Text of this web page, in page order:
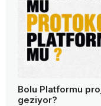
Bolu Platformu
geziyor?